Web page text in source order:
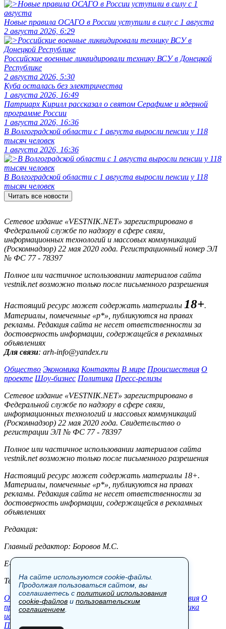
Новые правила ОСАГО в России уступили в силу с 1 августа
2 августа 2026, 6:29
Российские военные ликвидировали технику ВСУ в Донецкой
Республике
2 августа 2026, 5:30
Куба осталась без электричества
1 августа 2026, 16:49
Патриарх Кирилл рассказал о святом Серафиме и ядерной
программе России
1 августа 2026, 16:36
В Волгоградской области с 1 августа выросли пенсии у 118
тысяч человек
1 августа 2026, 16:36
В Волгоградской области с 1 августа выросли пенсии у 118
тысяч человек
Читать все новости
Сетевое издание «VESTNIK.NET» зарегистрировано в
Федеральной службе по надзору в сфере связи,
информационных технологий и массовых коммуникаций
(Роскомнадзор) 22 мая 2020 года. Регистрационный номер ЭЛ
№ ФС 77 - 78397
Полное или частичное использовании материалов сайта
vestnik.net возможно только после письменного разрешения
Настоящий ресурс может содержать материалы 18+.
Материалы, помеченные «р*», публикуются на правах
рекламы. Редакция сайта не несет ответственности за
достоверность информации, содержащейся в рекламных
объявлениях
Для связи: arh-info@yandex.ru
Общество Экономика Контакты В мире Происшествия О
проекте Шоу-бизнес Политика Пресс-релизы
Сетевое издание «VESTNIK.NET» зарегистрировано в
Федеральной службе по надзору в сфере связи,
информационных технологий и массовых коммуникаций
(Роскомнадзор) 22 мая 2020 года. Свидетельство о
регистрации ЭЛ № ФС 77 - 78397
Полное или частичное использовании материалов сайта
vestnik.net возможно только после письменного разрешения
Настоящий ресурс может содержать материалы 18+.
Материалы, помеченные «р*», публикуются на правах
рекламы. Редакция сайта не несет ответственности за
достоверность информации, содержащейся в рекламных
объявлениях
Редакция:
Главный редактор: Боровов М.С.
E-mail: site@vestnik.net, reb.msk@yandex.ru
Тел.: +7 (921) 720-00-97
Общество Экономика Контакты В мире Происшествия О
проекте Шоу-бизнес Политика Пресс-релизы
Политика
использования cookie-файлов
Пользовательское соглашение
На сайте используются cookie-файлы.
Продолжая пользоваться сайтом, вы
соглашаетесь с политикой использования
cookie-файлов и пользовательским
соглашением